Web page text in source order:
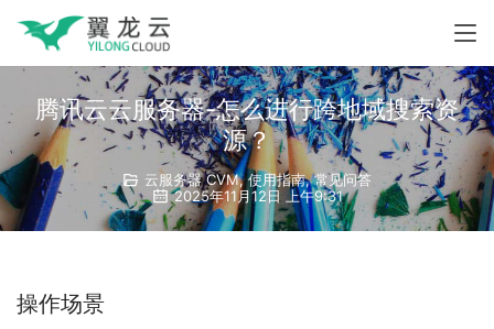
腾讯云云服务器-怎么进行跨地域搜索资
源？
云服务器 CVM,使用指南,常见问答
2025年11月12日 上午9:31
操作场景